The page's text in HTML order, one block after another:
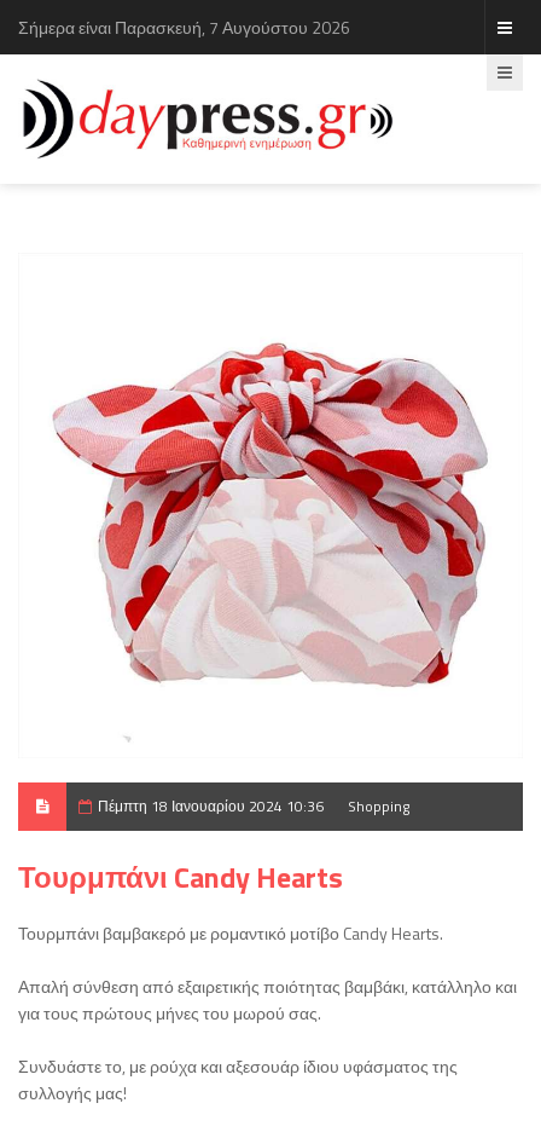
Σήμερα είναι Παρασκευή, 7 Αυγούστου 2026
Πέμπτη 18 Ιανουαρίου 2024 10:36 Shopping
Τουρμπάνι Candy Hearts
Τουρμπάνι βαμβακερό με ρομαντικό μοτίβο Candy Hearts.
Απαλή σύνθεση από εξαιρετικής ποιότητας βαμβάκι, κατάλληλο και
για τους πρώτους μήνες του μωρού σας.
Συνδυάστε το, με ρούχα και αξεσουάρ ίδιου υφάσματος της
συλλογής μας!